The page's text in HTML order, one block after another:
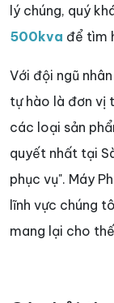
lý chúng, quý
500kva để tìm
Với đội ngũ
tự hào là đơn vị
các loại sản
quyết nhất tại
phục vụ". Máy
lĩnh vực chúng
mang lại cho